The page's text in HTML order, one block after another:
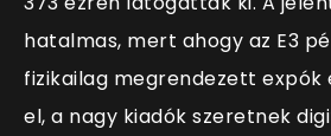
hatalmas, mert ahogy az E3
fizikailag megrendezett
el, a nagy kiadók szeretnek